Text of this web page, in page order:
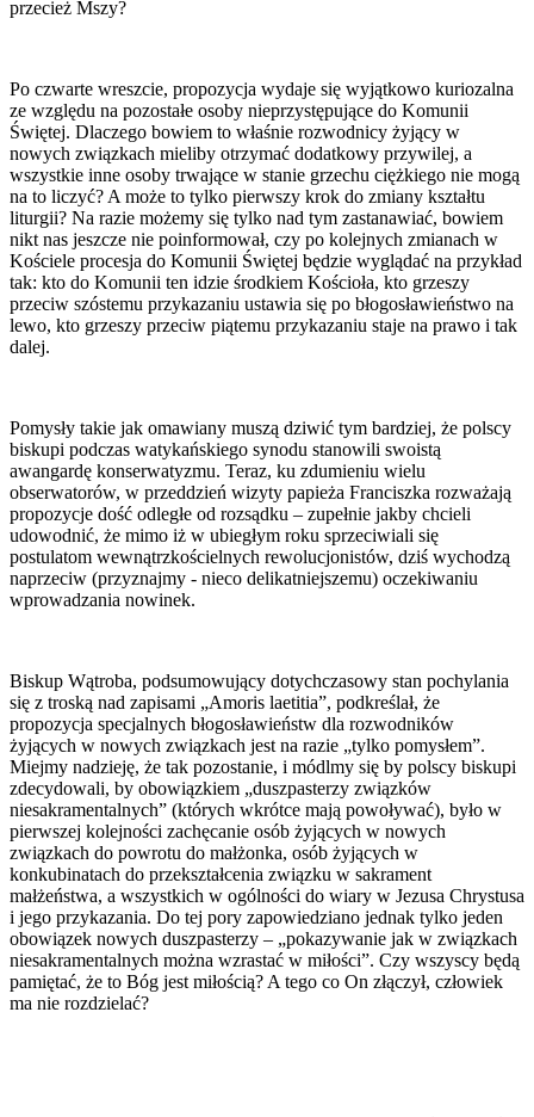
przecież Mszy?
Po czwarte wreszcie, propozycja wydaje się wyjątkowo kuriozalna
ze względu na pozostałe osoby nieprzystępujące do Komunii
Świętej. Dlaczego bowiem to właśnie rozwodnicy żyjący w
nowych związkach mieliby otrzymać dodatkowy przywilej, a
wszystkie inne osoby trwające w stanie grzechu ciężkiego nie mogą
na to liczyć? A może to tylko pierwszy krok do zmiany kształtu
liturgii? Na razie możemy się tylko nad tym zastanawiać, bowiem
nikt nas jeszcze nie poinformował, czy po kolejnych zmianach w
Kościele procesja do Komunii Świętej będzie wyglądać na przykład
tak: kto do Komunii ten idzie środkiem Kościoła, kto grzeszy
przeciw szóstemu przykazaniu ustawia się po błogosławieństwo na
lewo, kto grzeszy przeciw piątemu przykazaniu staje na prawo i tak
dalej.
Pomysły takie jak omawiany muszą dziwić tym bardziej, że polscy
biskupi podczas watykańskiego synodu stanowili swoistą
awangardę konserwatyzmu. Teraz, ku zdumieniu wielu
obserwatorów, w przeddzień wizyty papieża Franciszka rozważają
propozycje dość odległe od rozsądku – zupełnie jakby chcieli
udowodnić, że mimo iż w ubiegłym roku sprzeciwiali się
postulatom wewnątrzkościelnych rewolucjonistów, dziś wychodzą
naprzeciw (przyznajmy - nieco delikatniejszemu) oczekiwaniu
wprowadzania nowinek.
Biskup Wątroba, podsumowujący dotychczasowy stan pochylania
się z troską nad zapisami „Amoris laetitia”, podkreślał, że
propozycja specjalnych błogosławieństw dla rozwodników
żyjących w nowych związkach jest na razie „tylko pomysłem”.
Miejmy nadzieję, że tak pozostanie, i módlmy się by polscy biskupi
zdecydowali, by obowiązkiem „duszpasterzy związków
niesakramentalnych” (których wkrótce mają powoływać), było w
pierwszej kolejności zachęcanie osób żyjących w nowych
związkach do powrotu do małżonka, osób żyjących w
konkubinatach do przekształcenia związku w sakrament
małżeństwa, a wszystkich w ogólności do wiary w Jezusa Chrystusa
i jego przykazania. Do tej pory zapowiedziano jednak tylko jeden
obowiązek nowych duszpasterzy – „pokazywanie jak w związkach
niesakramentalnych można wzrastać w miłości”. Czy wszyscy będą
pamiętać, że to Bóg jest miłością? A tego co On złączył, człowiek
ma nie rozdzielać?